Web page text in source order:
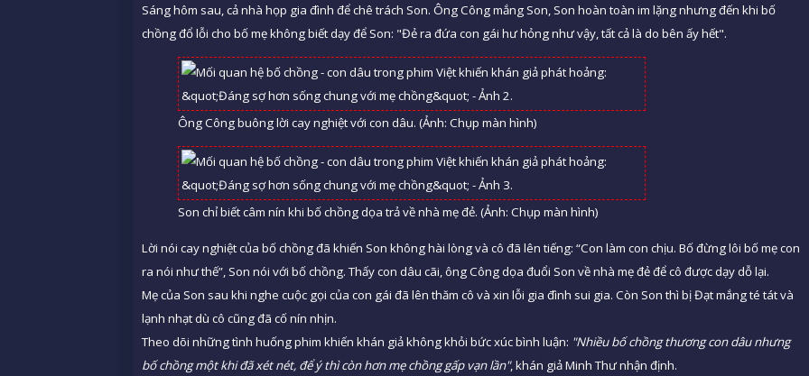
Sáng hôm sau, cả nhà họp gia đình để chê trách Son. Ông Công mắng Son, Son hoàn toàn im lặng nhưng đến khi bố
chồng đổ lỗi cho bố mẹ không biết dạy để Son: "Đẻ ra đứa con gái hư hỏng như vậy, tất cả là do bên ấy hết".
Ông Công buông lời cay nghiệt với con dâu. (Ảnh: Chụp màn hình)
Son chỉ biết câm nín khi bố chồng dọa trả về nhà mẹ đẻ. (Ảnh: Chụp màn hình)
Lời nói cay nghiệt của bố chồng đã khiến Son không hài lòng và cô đã lên tiếng: “Con làm con chịu. Bố đừng lôi bố mẹ con
ra nói như thế”, Son nói với bố chồng. Thấy con dâu cãi, ông Công dọa đuổi Son về nhà mẹ đẻ để cô được dạy dỗ lại.
Mẹ của Son sau khi nghe cuộc gọi của con gái đã lên thăm cô và xin lỗi gia đình sui gia. Còn Son thì bị Đạt mắng té tát và
lạnh nhạt dù cô cũng đã cố nín nhịn.
Theo dõi những tình huống phim khiến khán giả không khỏi bức xúc bình luận: "Nhiều bố chồng thương con dâu nhưng
bố chồng một khi đã xét nét, để ý thì còn hơn mẹ chồng gấp vạn lần", khán giả Minh Thư nhận định.